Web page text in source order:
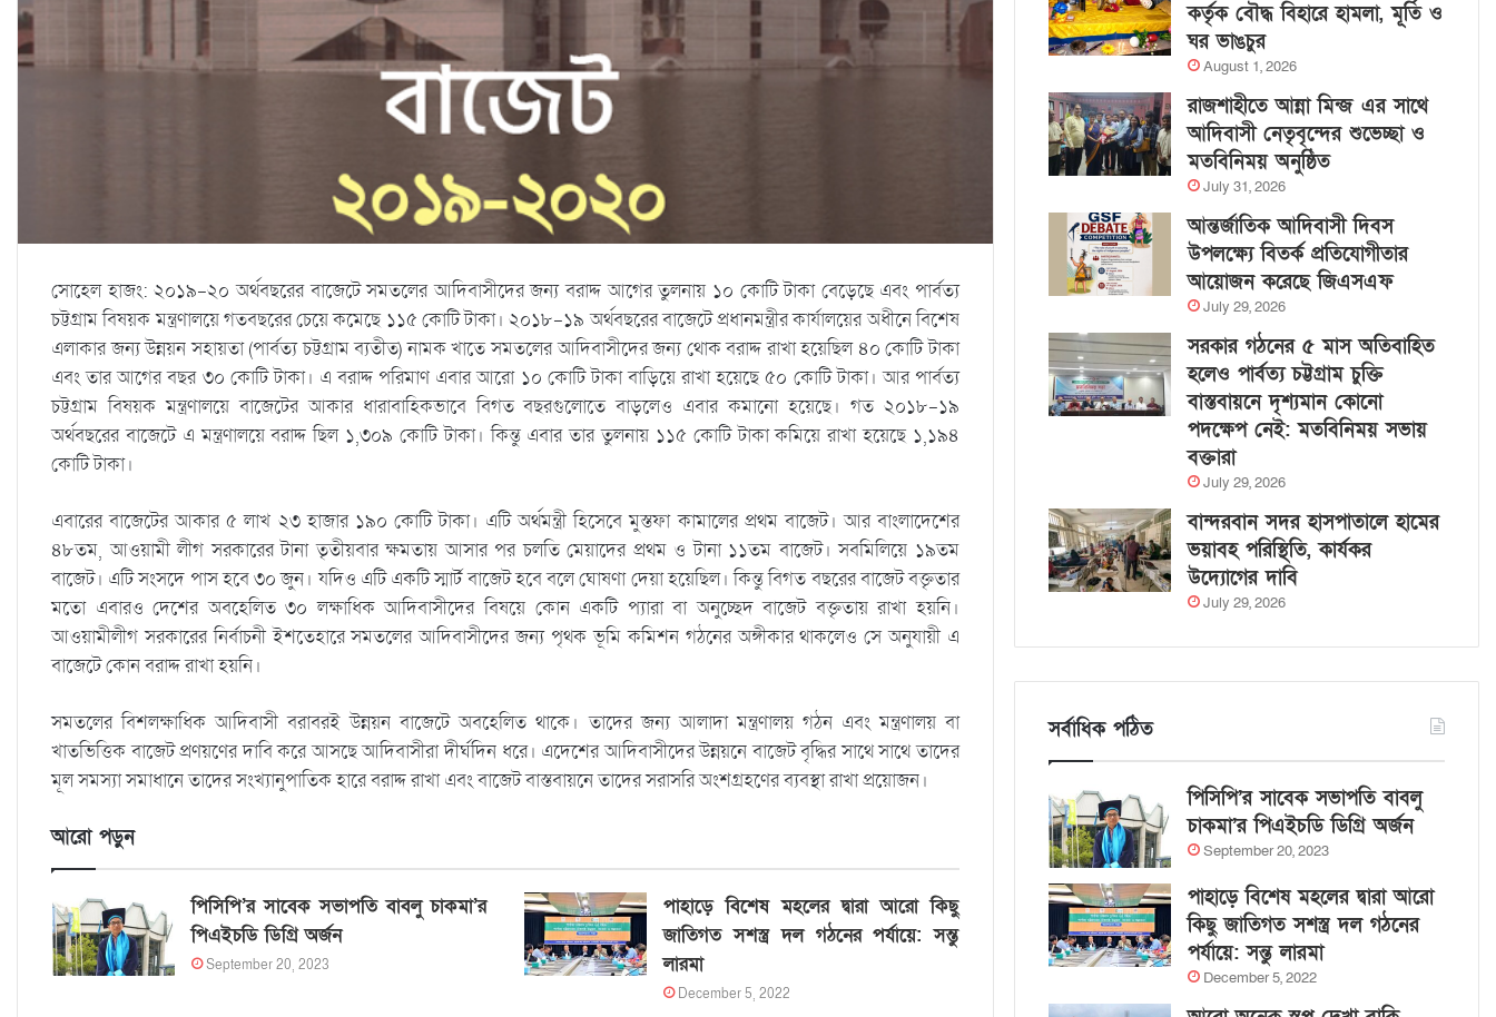
সোহেল হাজং: ২০১৯-২০ অর্থবছরের বাজেটে সমতলের আদিবাসীদের জন্য বরাদ্দ আগের তুলনায় ১০ কোটি টাকা বেড়েছে এবং পার্বত্য
চট্টগ্রাম বিষয়ক মন্ত্রণালয়ে গতবছরের চেয়ে কমেছে ১১৫ কোটি টাকা। ২০১৮-১৯ অর্থবছরের বাজেটে প্রধানমন্ত্রীর কার্যালয়ের অধীনে বিশেষ
এলাকার জন্য উন্নয়ন সহায়তা (পার্বত্য চট্টগ্রাম ব্যতীত) নামক খাতে সমতলের আদিবাসীদের জন্য থোক বরাদ্দ রাখা হয়েছিল ৪০ কোটি টাকা
এবং তার আগের বছর ৩০ কোটি টাকা। এ বরাদ্দ পরিমাণ এবার আরো ১০ কোটি টাকা বাড়িয়ে রাখা হয়েছে ৫০ কোটি টাকা। আর পার্বত্য
চট্টগ্রাম বিষয়ক মন্ত্রণালয়ে বাজেটের আকার ধারাবাহিকভাবে বিগত বছরগুলোতে বাড়লেও এবার কমানো হয়েছে। গত ২০১৮-১৯
অর্থবছরের বাজেটে এ মন্ত্রণালয়ে বরাদ্দ ছিল ১,৩০৯ কোটি টাকা। কিন্তু এবার তার তুলনায় ১১৫ কোটি টাকা কমিয়ে রাখা হয়েছে ১,১৯৪
কোটি টাকা।
এবারের বাজেটের আকার ৫ লাখ ২৩ হাজার ১৯০ কোটি টাকা। এটি অর্থমন্ত্রী হিসেবে মুস্তফা কামালের প্রথম বাজেট। আর বাংলাদেশের
৪৮তম, আওয়ামী লীগ সরকারের টানা তৃতীয়বার ক্ষমতায় আসার পর চলতি মেয়াদের প্রথম ও টানা ১১তম বাজেট। সবমিলিয়ে ১৯তম
বাজেট। এটি সংসদে পাস হবে ৩০ জুন। যদিও এটি একটি স্মার্ট বাজেট হবে বলে ঘোষণা দেয়া হয়েছিল। কিন্তু বিগত বছরের বাজেট বক্তৃতার
মতো এবারও দেশের অবহেলিত ৩০ লক্ষাধিক আদিবাসীদের বিষয়ে কোন একটি প্যারা বা অনুচ্ছেদ বাজেট বক্তৃতায় রাখা হয়নি।
আওয়ামীলীগ সরকারের নির্বাচনী ইশতেহারে সমতলের আদিবাসীদের জন্য পৃথক ভূমি কমিশন গঠনের অঙ্গীকার থাকলেও সে অনুযায়ী এ
বাজেটে কোন বরাদ্দ রাখা হয়নি।
সমতলের বিশলক্ষাধিক আদিবাসী বরাবরই উন্নয়ন বাজেটে অবহেলিত থাকে। তাদের জন্য আলাদা মন্ত্রণালয় গঠন এবং মন্ত্রণালয় বা
খাতভিত্তিক বাজেট প্রণয়ণের দাবি করে আসছে আদিবাসীরা দীর্ঘদিন ধরে। এদেশের আদিবাসীদের উন্নয়নে বাজেট বৃদ্ধির সাথে সাথে তাদের
মূল সমস্যা সমাধানে তাদের সংখ্যানুপাতিক হারে বরাদ্দ রাখা এবং বাজেট বাস্তবায়নে তাদের সরাসরি অংশগ্রহণের ব্যবস্থা রাখা প্রয়োজন।
আরো পড়ুন
পিসিপি’র সাবেক সভাপতি বাবলু চাকমা’র
পিএইচডি ডিগ্রি অর্জন
September 20, 2023
পাহাড়ে বিশেষ মহলের দ্বারা আরো কিছু
জাতিগত সশস্ত্র দল গঠনের পর্যায়ে: সন্তু
লারমা
December 5, 2022
কর্তৃক বৌদ্ধ বিহারে হামলা, মূর্তি ও
ঘর ভাঙচুর
August 1, 2026
রাজশাহীতে আন্না মিন্জ এর সাথে
আদিবাসী নেতৃবৃন্দের শুভেচ্ছা ও
মতবিনিময় অনুষ্ঠিত
July 31, 2026
আন্তর্জাতিক আদিবাসী দিবস
উপলক্ষ্যে বিতর্ক প্রতিযোগীতার
আয়োজন করেছে জিএসএফ
July 29, 2026
সরকার গঠনের ৫ মাস অতিবাহিত
হলেও পার্বত্য চট্টগ্রাম চুক্তি
বাস্তবায়নে দৃশ্যমান কোনো
পদক্ষেপ নেই: মতবিনিময় সভায়
বক্তারা
July 29, 2026
বান্দরবান সদর হাসপাতালে হামের
ভয়াবহ পরিস্থিতি, কার্যকর
উদ্যোগের দাবি
July 29, 2026
সর্বাধিক পঠিত
পিসিপি’র সাবেক সভাপতি বাবলু
চাকমা’র পিএইচডি ডিগ্রি অর্জন
September 20, 2023
পাহাড়ে বিশেষ মহলের দ্বারা আরো
কিছু জাতিগত সশস্ত্র দল গঠনের
পর্যায়ে: সন্তু লারমা
December 5, 2022